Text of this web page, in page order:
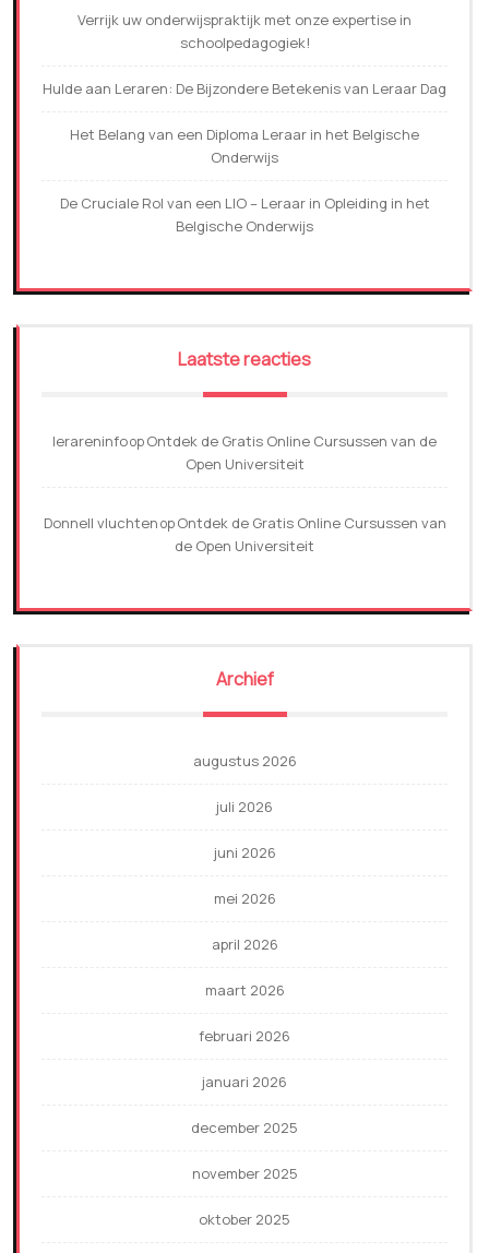
Verrijk uw onderwijspraktijk met onze expertise in
schoolpedagogiek!
Hulde aan Leraren: De Bijzondere Betekenis van Leraar Dag
Het Belang van een Diploma Leraar in het Belgische
Onderwijs
De Cruciale Rol van een LIO – Leraar in Opleiding in het
Belgische Onderwijs
Laatste reacties
lerareninfoopOntdek de Gratis Online Cursussen van de
Open Universiteit
Donnell vluchtenopOntdek de Gratis Online Cursussen van
de Open Universiteit
Archief
augustus 2026
juli 2026
juni 2026
mei 2026
april 2026
maart 2026
februari 2026
januari 2026
december 2025
november 2025
oktober 2025